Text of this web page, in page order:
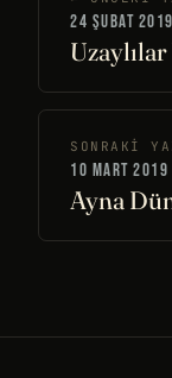
24 ŞUBAT 2019
SONRAKI
10 MART 2019
Ayna